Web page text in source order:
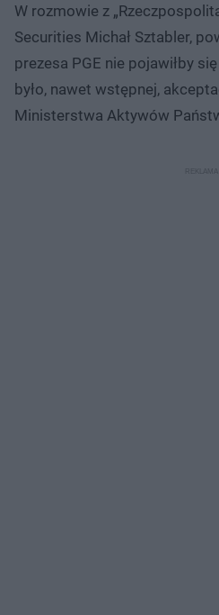
W rozmowie z
Securities Michał Sztabler,
prezesa PGE nie pojawiłby
było, nawet wstępnej,
Ministerstwa Aktywów